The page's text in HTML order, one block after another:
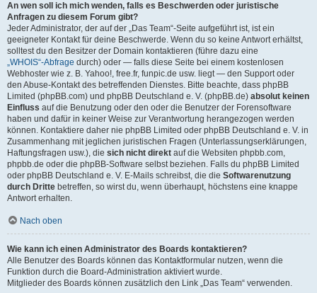
An wen soll ich mich wenden, falls es Beschwerden oder juristische
Anfragen zu diesem Forum gibt?
Jeder Administrator, der auf der „Das Team“-Seite aufgeführt ist, ist ein
geeigneter Kontakt für deine Beschwerde. Wenn du so keine Antwort erhältst,
solltest du den Besitzer der Domain kontaktieren (führe dazu eine
„WHOIS“-Abfrage durch) oder — falls diese Seite bei einem kostenlosen
Webhoster wie z. B. Yahoo!, free.fr, funpic.de usw. liegt — den Support oder
den Abuse-Kontakt des betreffenden Dienstes. Bitte beachte, dass phpBB
Limited (phpBB.com) und phpBB Deutschland e. V. (phpBB.de) absolut keinen
Einfluss auf die Benutzung oder den oder die Benutzer der Forensoftware
haben und dafür in keiner Weise zur Verantwortung herangezogen werden
können. Kontaktiere daher nie phpBB Limited oder phpBB Deutschland e. V. in
Zusammenhang mit jeglichen juristischen Fragen (Unterlassungserklärungen,
Haftungsfragen usw.), die sich nicht direkt auf die Websiten phpbb.com,
phpbb.de oder die phpBB-Software selbst beziehen. Falls du phpBB Limited
oder phpBB Deutschland e. V. E-Mails schreibst, die die Softwarenutzung
durch Dritte betreffen, so wirst du, wenn überhaupt, höchstens eine knappe
Antwort erhalten.
Nach oben
Wie kann ich einen Administrator des Boards kontaktieren?
Alle Benutzer des Boards können das Kontaktformular nutzen, wenn die
Funktion durch die Board-Administration aktiviert wurde.
Mitglieder des Boards können zusätzlich den Link „Das Team“ verwenden.